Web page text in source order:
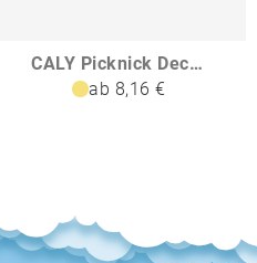
CALY Picknick Decke RPET-Fleece
ab 8,16 €